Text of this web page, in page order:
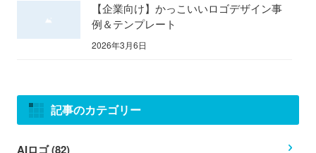
【企業向け】かっこいいロゴデザイン事
例＆テンプレート
2026年3月6日
記事のカテゴリー
AIロゴ (82)